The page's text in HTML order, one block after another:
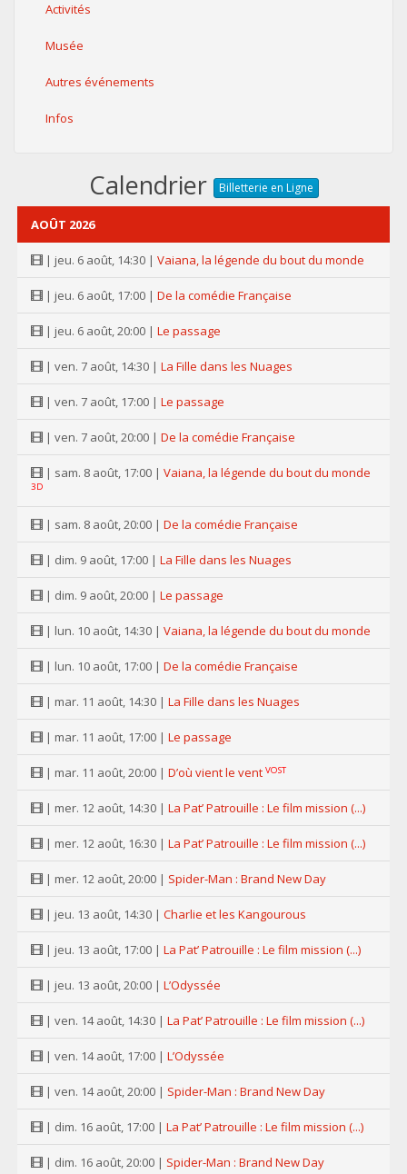
Activités
Musée
Autres événements
Infos
Calendrier Billetterie en Ligne
AOÛT 2026
| jeu. 6 août, 14:30 | Vaiana, la légende du bout du monde
| jeu. 6 août, 17:00 | De la comédie Française
| jeu. 6 août, 20:00 | Le passage
| ven. 7 août, 14:30 | La Fille dans les Nuages
| ven. 7 août, 17:00 | Le passage
| ven. 7 août, 20:00 | De la comédie Française
| sam. 8 août, 17:00 | Vaiana, la légende du bout du monde
3D
| sam. 8 août, 20:00 | De la comédie Française
| dim. 9 août, 17:00 | La Fille dans les Nuages
| dim. 9 août, 20:00 | Le passage
| lun. 10 août, 14:30 | Vaiana, la légende du bout du monde
| lun. 10 août, 17:00 | De la comédie Française
| mar. 11 août, 14:30 | La Fille dans les Nuages
| mar. 11 août, 17:00 | Le passage
| mar. 11 août, 20:00 | D’où vient le vent VOST
| mer. 12 août, 14:30 | La Pat’ Patrouille : Le film mission (...)
| mer. 12 août, 16:30 | La Pat’ Patrouille : Le film mission (...)
| mer. 12 août, 20:00 | Spider-Man : Brand New Day
| jeu. 13 août, 14:30 | Charlie et les Kangourous
| jeu. 13 août, 17:00 | La Pat’ Patrouille : Le film mission (...)
| jeu. 13 août, 20:00 | L’Odyssée
| ven. 14 août, 14:30 | La Pat’ Patrouille : Le film mission (...)
| ven. 14 août, 17:00 | L’Odyssée
| ven. 14 août, 20:00 | Spider-Man : Brand New Day
| dim. 16 août, 17:00 | La Pat’ Patrouille : Le film mission (...)
| dim. 16 août, 20:00 | Spider-Man : Brand New Day